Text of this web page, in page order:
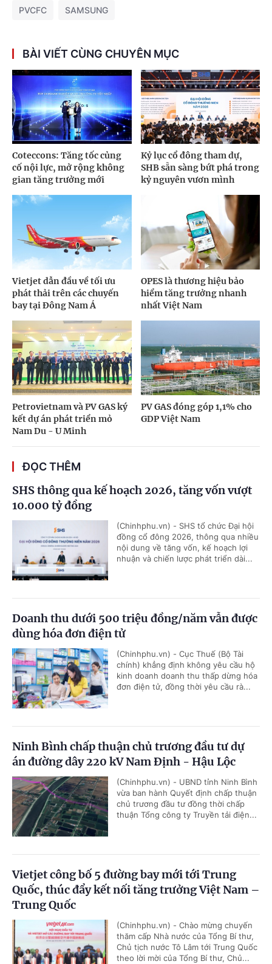
PVCFC SAMSUNG
BÀI VIẾT CÙNG CHUYÊN MỤC
Coteccons: Tăng tốc củng
cố nội lực, mở rộng không
gian tăng trưởng mới
Kỷ lục cổ đông tham dự,
SHB sẵn sàng bứt phá trong
kỷ nguyên vươn mình
Vietjet dẫn đầu về tối ưu
phát thải trên các chuyến
bay tại Đông Nam Á
OPES là thương hiệu bảo
hiểm tăng trưởng nhanh
nhất Việt Nam
Petrovietnam và PV GAS ký
kết dự án phát triển mỏ
Nam Du - U Minh
PV GAS đóng góp 1,1% cho
GDP Việt Nam
ĐỌC THÊM
SHS thông qua kế hoạch 2026, tăng vốn vượt
10.000 tỷ đồng
(Chinhphu.vn) - SHS tổ chức Đại hội
đồng cổ đông 2026, thông qua nhiều
nội dung về tăng vốn, kế hoạch lợi
nhuận và chiến lược phát triển dài...
Doanh thu dưới 500 triệu đồng/năm vẫn được
dùng hóa đơn điện tử
(Chinhphu.vn) - Cục Thuế (Bộ Tài
chính) khẳng định không yêu cầu hộ
kinh doanh doanh thu thấp dừng hóa
đơn điện tử, đồng thời yêu cầu rà...
Ninh Bình chấp thuận chủ trương đầu tư dự
án đường dây 220 kV Nam Định - Hậu Lộc
(Chinhphu.vn) - UBND tỉnh Ninh Bình
vừa ban hành Quyết định chấp thuận
chủ trương đầu tư đồng thời chấp
thuận Tổng công ty Truyền tải điện...
Vietjet công bố 5 đường bay mới tới Trung
Quốc, thúc đẩy kết nối tăng trưởng Việt Nam –
Trung Quốc
(Chinhphu.vn) - Chào mừng chuyến
thăm cấp Nhà nước của Tổng Bí thư,
Chủ tịch nước Tô Lâm tới Trung Quốc
theo lời mời của Tổng Bí thư, Chủ...